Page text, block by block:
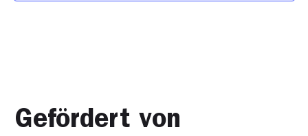
Gefördert von